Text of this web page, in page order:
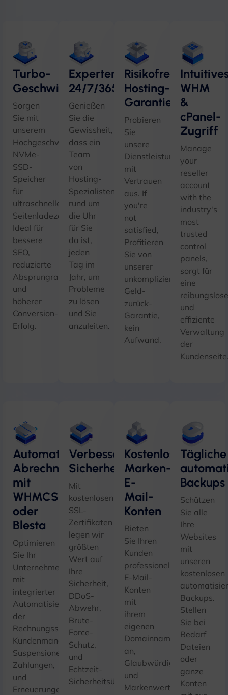
Turbo-
Geschwindigkeitsleistung
Sorgen
Sie mit
unserem
Hochgeschwindigkeits-
NVMe-
SSD-
Speicher
für
ultraschnelle
Seitenladezeiten,
Ideal für
bessere
SEO,
reduzierte
Absprungraten,
und
höherer
Conversion-
Erfolg.
Expertenunterstützung
24/7/365
Genießen
Sie die
Gewissheit,
dass ein
Team
von
Hosting-
Spezialisten
rund um
die Uhr
für Sie
da ist,
jeden
Tag im
Jahr, um
Probleme
zu lösen
und Sie
anzuleiten.
Risikofreie
Hosting-
Garantie
Probieren
Sie
unsere
Dienstleistungen
mit
Vertrauen
aus. If
you're
not
satisfied,
Profitieren
Sie von
unserer
unkomplizierten
Geld-
zurück-
Garantie,
kein
Aufwand.
WHM
&
cPanel-
Zugriff
Manage
your
reseller
account
with the
industry's
most
trusted
control
panels,
sorgt für
eine
reibungslose
und
effiziente
Verwaltung
der
Automatisierte
Abrechnung
mit
WHMCS
oder
Blesta
Optimieren
Sie Ihr
Unternehmen
mit
integrierter
Automatisierung
der
Rechnungsstellung,
Kundenmanagement,
Suspensionen,
Zahlungen,
und
Erneuerungen.
Verbesserte
Sicherheitsinfrastruktur
Mit
kostenlosen
SSL-
Zertifikaten
legen wir
größten
Wert auf
Ihre
Sicherheit,
DDoS-
Abwehr,
Brute-
Force-
Schutz,
und
Echtzeit-
Sicherheitsüberwachung.
Kostenlose
Marken-
E-
Mail-
Konten
Bieten
Sie Ihren
Kunden
professionelle
E-Mail-
Konten
mit
ihrem
eigenen
Domainnamen
an,
Glaubwürdigkeit
und
Markenwert
Tägliche
Backups
Schützen
Sie alle
Ihre
Websites
mit
unseren
kostenlosen
Backups.
Stellen
Sie bei
Bedarf
Dateien
oder
ganze
Konten